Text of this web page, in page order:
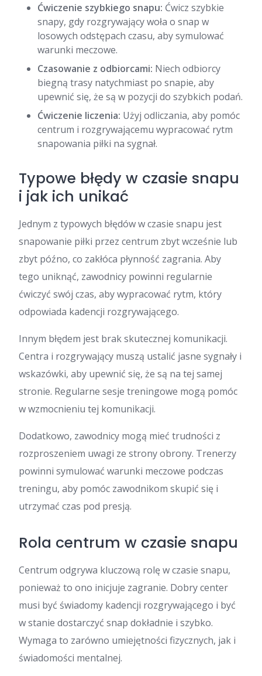
Ćwiczenie szybkiego snapu: Ćwicz szybkie
snapy, gdy rozgrywający woła o snap w
losowych odstępach czasu, aby symulować
warunki meczowe.
Czasowanie z odbiorcami: Niech odbiorcy
biegną trasy natychmiast po snapie, aby
upewnić się, że są w pozycji do szybkich podań.
Ćwiczenie liczenia: Użyj odliczania, aby pomóc
centrum i rozgrywającemu wypracować rytm
snapowania piłki na sygnał.
Typowe błędy w czasie snapu
i jak ich unikać
Jednym z typowych błędów w czasie snapu jest
snapowanie piłki przez centrum zbyt wcześnie lub
zbyt późno, co zakłóca płynność zagrania. Aby
tego uniknąć, zawodnicy powinni regularnie
ćwiczyć swój czas, aby wypracować rytm, który
odpowiada kadencji rozgrywającego.
Innym błędem jest brak skutecznej komunikacji.
Centra i rozgrywający muszą ustalić jasne sygnały i
wskazówki, aby upewnić się, że są na tej samej
stronie. Regularne sesje treningowe mogą pomóc
w wzmocnieniu tej komunikacji.
Dodatkowo, zawodnicy mogą mieć trudności z
rozproszeniem uwagi ze strony obrony. Trenerzy
powinni symulować warunki meczowe podczas
treningu, aby pomóc zawodnikom skupić się i
utrzymać czas pod presją.
Rola centrum w czasie snapu
Centrum odgrywa kluczową rolę w czasie snapu,
ponieważ to ono inicjuje zagranie. Dobry center
musi być świadomy kadencji rozgrywającego i być
w stanie dostarczyć snap dokładnie i szybko.
Wymaga to zarówno umiejętności fizycznych, jak i
świadomości mentalnej.